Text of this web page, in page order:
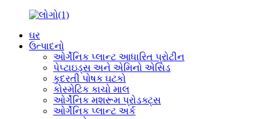
ઘર
ઉત્પાદનો
ઓર્ગેનિક પ્લાન્ટ આધારિત પ્રોટીન
પેપ્ટાઇડ્સ અને એમિનો એસિડ
કુદરતી પોષક ઘટકો
કોસ્મેટિક કાચો માલ
ઓર્ગેનિક મશરૂમ પ્રોડક્ટ્સ
ઓર્ગેનિક પ્લાન્ટ અર્ક